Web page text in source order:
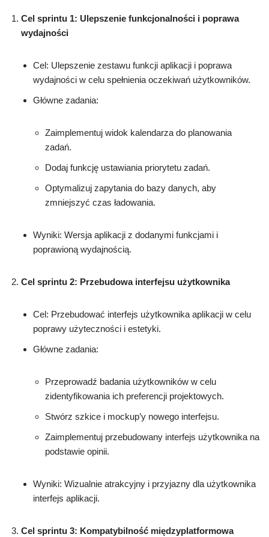
Cel sprintu 1: Ulepszenie funkcjonalności i poprawa
wydajności
Cel: Ulepszenie zestawu funkcji aplikacji i poprawa
wydajności w celu spełnienia oczekiwań użytkowników.
Główne zadania:
Zaimplementuj widok kalendarza do planowania
zadań.
Dodaj funkcję ustawiania priorytetu zadań.
Optymalizuj zapytania do bazy danych, aby
zmniejszyć czas ładowania.
Wyniki: Wersja aplikacji z dodanymi funkcjami i
poprawioną wydajnością.
Cel sprintu 2: Przebudowa interfejsu użytkownika
Cel: Przebudować interfejs użytkownika aplikacji w celu
poprawy użyteczności i estetyki.
Główne zadania:
Przeprowadź badania użytkowników w celu
zidentyfikowania ich preferencji projektowych.
Stwórz szkice i mockup’y nowego interfejsu.
Zaimplementuj przebudowany interfejs użytkownika na
podstawie opinii.
Wyniki: Wizualnie atrakcyjny i przyjazny dla użytkownika
interfejs aplikacji.
Cel sprintu 3: Kompatybilność międzyplatformowa